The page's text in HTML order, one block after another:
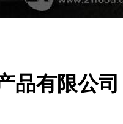
品有限公司